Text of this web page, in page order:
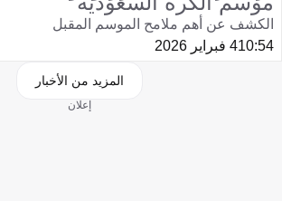
الكشف عن أهم ملامح الموسم المقبل
10:544 فبراير 2026
المزيد من الأخبار
إعلان